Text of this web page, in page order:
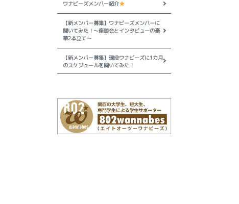
ワナビーズメンバー紹介
【新メンバー募集】ワナビーズメンバーに
聞いてみた！～座談会とインタビューの豪
華2本立て～
【新メンバー募集】現役ワナビーズに1カ月
のスケジュールを聞いてみた！